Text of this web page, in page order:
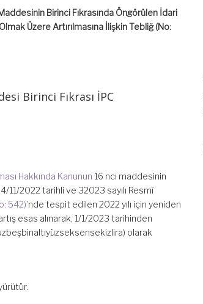
Birinci Fıkrasında Öngörülen İdari
Üzere Artırılmasına İlişkin Tebliğ (No:
Birinci Fıkrası İPC
Hakkında Kanunun 16 ncı maddesinin
11/2022 tarihli ve 32023 sayılı Resmî
542)’nde tespit edilen 2022 yılı için yeniden
esas alınarak, 1/1/2023 tarihinden
) olarak